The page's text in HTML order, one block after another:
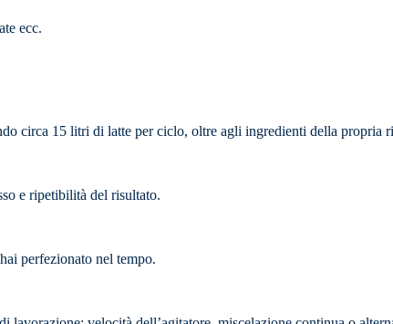
ecc.
circa 15 litri di latte per ciclo, oltre agli ingredienti della propria
e ripetibilità del risultato.
perfezionato nel tempo.